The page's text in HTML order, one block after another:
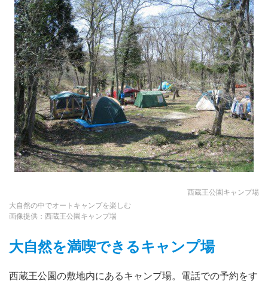
西蔵王公園キャンプ場
大自然の中でオートキャンプを楽しむ
画像提供：西蔵王公園キャンプ場
大自然を満喫できるキャンプ場
西蔵王公園の敷地内にあるキャンプ場。電話での予約をす